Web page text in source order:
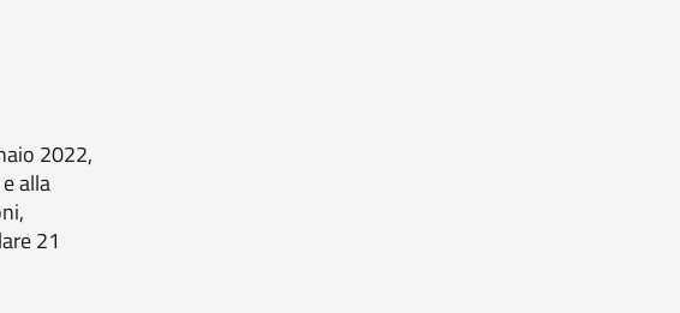
2022,
alla
21